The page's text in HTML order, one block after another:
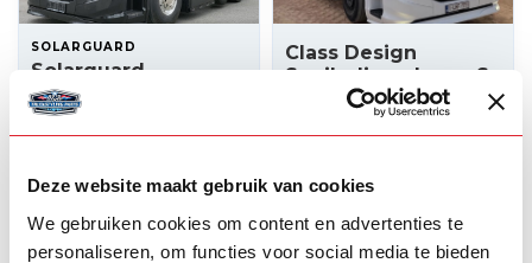
Deze website maakt gebruik van cookies
We gebruiken cookies om content en advertenties te
personaliseren, om functies voor social media te bieden
SOLARGUARD
Solarguard
Spoilerlippe Iveco S-
Way
575,00 Auf Lager
Produkt ansehen
Class Design
Spoilerlippe Iveco S-
515,00
Produkt ansehen